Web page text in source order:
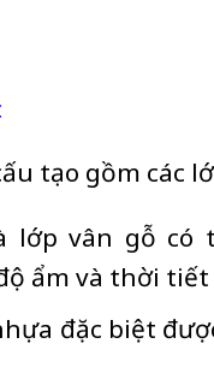
tạo gồm các
lớp vân gỗ
ẩm và thời
đặc biệt